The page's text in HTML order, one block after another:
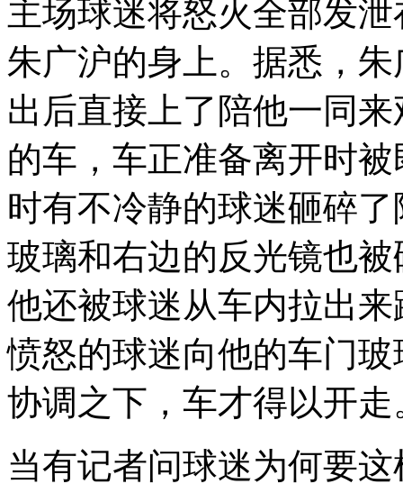
主场球迷将怒火全部发
朱广沪的身上。据悉，
出后直接上了陪他一同
的车，车正准备离开时
时有不冷静的球迷砸碎
玻璃和右边的反光镜也
他还被球迷从车内拉出
愤怒的球迷向他的车门
协调之下，车才得以开走
当有记者问球迷为何要